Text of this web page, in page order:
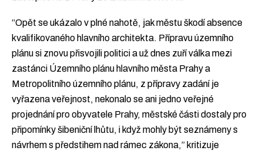
“Opět se ukázalo v plné nahotě, jak městu škodí absence
kvalifikovaného hlavního architekta. Přípravu územního
plánu si znovu přisvojili politici a už dnes zuří válka mezi
zastánci Územního plánu hlavního města Prahy a
Metropolitního územního plánu, z přípravy zadání je
vyřazena veřejnost, nekonalo se ani jedno veřejné
projednání pro obyvatele Prahy, městské části dostaly pro
připomínky šibeniční lhůtu, i když mohly být seznámeny s
návrhem s předstihem nad rámec zákona,” kritizuje